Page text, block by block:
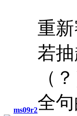
ms09r2
重
若
（
全